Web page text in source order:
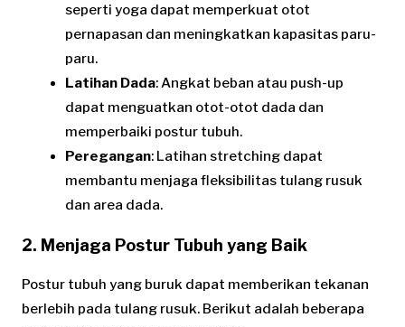
seperti yoga dapat memperkuat otot
pernapasan dan meningkatkan kapasitas paru-
paru.
Latihan Dada: Angkat beban atau push-up
dapat menguatkan otot-otot dada dan
memperbaiki postur tubuh.
Peregangan: Latihan stretching dapat
membantu menjaga fleksibilitas tulang rusuk
dan area dada.
2. Menjaga Postur Tubuh yang Baik
Postur tubuh yang buruk dapat memberikan tekanan
berlebih pada tulang rusuk. Berikut adalah beberapa